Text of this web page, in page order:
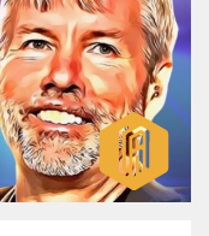
داخلی
پشتیبان فروش (ایمان
موبایل
واتساپ
تلگرام